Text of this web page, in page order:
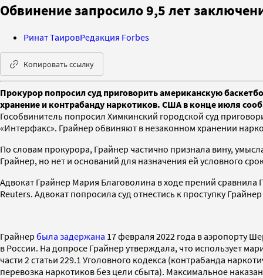
Обвинение запросило 9,5 лет
Ринат ТаировРедакция Forbes
Копировать ссылку
Прокурор попросил суд приговорить американскую
хранение и контрабанду наркотиков. США в конце июля
Гособвинитель попросил Химкинский городской суд
«Интерфакс». Грайнер обвиняют в незаконном хранении
По словам прокурора, Грайнер частично признала вину,
Грайнер, но нет и оснований для назначения ей условного
Адвокат Грайнер Мария Благоволина в ходе прений
Reuters. Адвокат попросила суд отнестись к проступку
Грайнер была задержана 17 февраля 2022 года в аэропорту
в России. На допросе Грайнер утверждала, что использует
части 2 статьи 229.1 Уголовного кодекса (контрабанда
перевозка наркотиков без цели сбыта). Максимальное